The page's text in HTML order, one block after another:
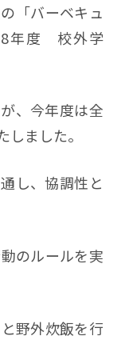
「バーベキュ
8年度 校外学
、今年度は全
ました。
し、協調性と
のルールを実
野外炊飯を行